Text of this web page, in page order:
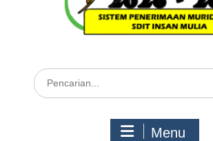
Search
for:
Menu